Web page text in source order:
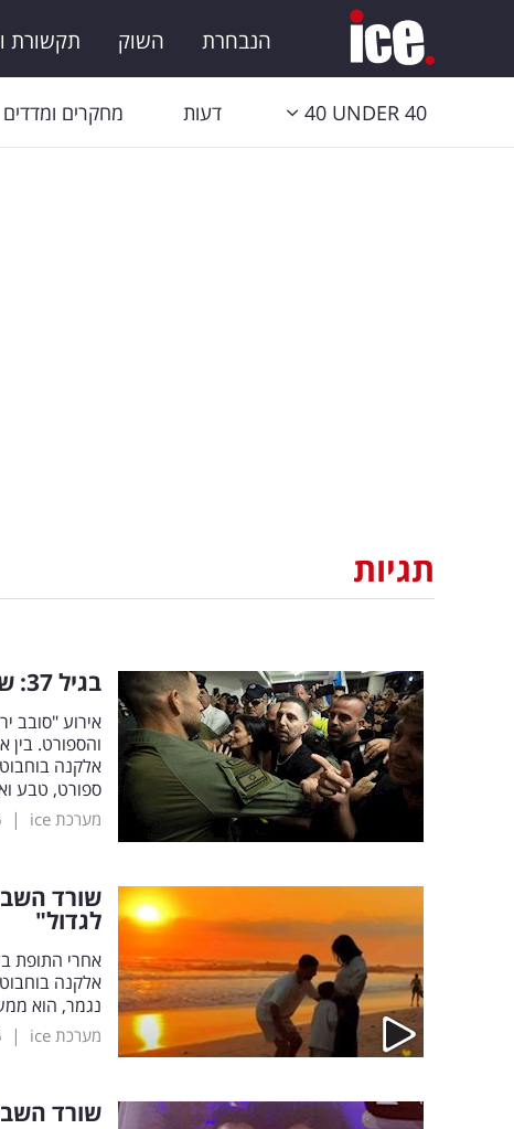
הנבחרת השוק תקשורת
40 UNDER 40 דעות מחקרים ומדדים
תגיות
בגיל 37: שורד השבי אלקנה בוחבוט זוכה לכבוד מיוחד
והספורט.
אלקנה
ספורט, טבע
מערכת ice |
שורד
לגדול"
אחרי התופת
נגמר, הוא
מערכת ice |
שורד